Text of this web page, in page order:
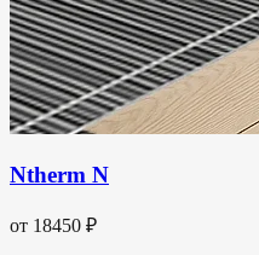
Ntherm N
от 18450 ₽